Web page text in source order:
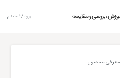
ورود / ثبت نام
معرفی محصول